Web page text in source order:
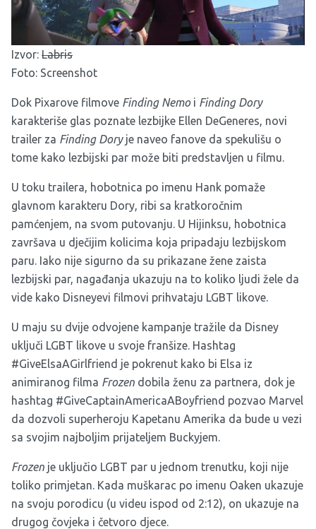
Izvor: Labris
Foto: Screenshot
Dok Pixarove filmove Finding Nemoi Finding Dory
karakteriše glas poznate lezbijke Ellen DeGeneres, novi
trailer za Finding Doryje naveo fanove da spekulišu o
tome kako lezbijski par može biti predstavljen u filmu.
U toku trailera, hobotnica po imenu Hank pomaže
glavnom karakteru Dory, ribi sa kratkoročnim
pamćenjem, na svom putovanju. U Hijinksu, hobotnica
završava u dječijim kolicima koja pripadaju lezbijskom
paru. Iako nije sigurno da su prikazane žene zaista
lezbijski par, nagađanja ukazuju na to koliko ljudi žele da
vide kako Disneyevi filmovi prihvataju LGBT likove.
U maju su dvije odvojene kampanje tražile da Disney
uključi LGBT likove u svoje franšize. Hashtag
#GiveElsaAGirlfriend je pokrenut kako bi Elsa iz
animiranog filma Frozen dobila ženu za partnera, dok je
hashtag #GiveCaptainAmericaABoyfriend pozvao Marvel
da dozvoli superheroju Kapetanu Amerika da bude u vezi
sa svojim najboljim prijateljem Buckyjem.
Frozen je uključio LGBT par u jednom trenutku, koji nije
toliko primjetan. Kada muškarac po imenu Oaken ukazuje
na svoju porodicu (u videu ispod od 2:12), on ukazuje na
drugog čovjeka i četvoro djece.